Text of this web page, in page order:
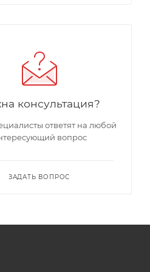
консультация?
ответят на любой
вопрос
ЗАДАТЬ ВОПРОС